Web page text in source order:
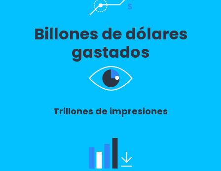
Billones de dólares
gastados
Trillones de impresiones